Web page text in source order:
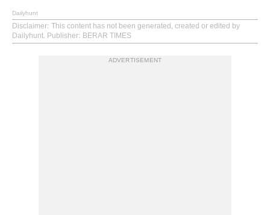
Dailyhunt
Disclaimer: This content has not been generated, created or edited by
Dailyhunt. Publisher: BERAR TIMES
ADVERTISEMENT